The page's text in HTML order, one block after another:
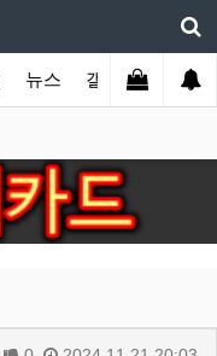
뉴스 갤러리 게시판